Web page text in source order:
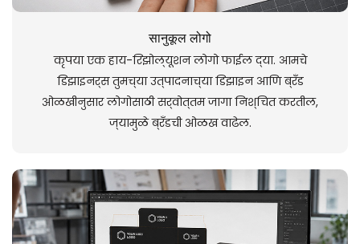
सानुकूल लोगो
कृपया एक हाय-रिझोल्यूशन लोगो फाईल द्या. आमचे
डिझाइनर्स तुमच्या उत्पादनाच्या डिझाइन आणि ब्रँड
ओळखीनुसार लोगोसाठी सर्वोत्तम जागा निश्चित करतील,
ज्यामुळे ब्रँडची ओळख वाढेल.